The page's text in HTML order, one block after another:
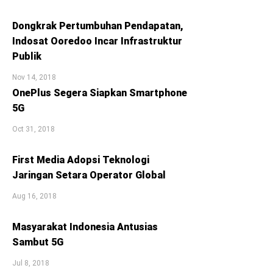
Dongkrak Pertumbuhan Pendapatan,
Indosat Ooredoo Incar Infrastruktur
Publik
Nov 14, 2018
OnePlus Segera Siapkan Smartphone
5G
Oct 31, 2018
First Media Adopsi Teknologi
Jaringan Setara Operator Global
Aug 16, 2018
Masyarakat Indonesia Antusias
Sambut 5G
Jul 8, 2018